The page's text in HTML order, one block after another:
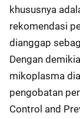
khususnya
rekomendasi
dianggap
Dengan
mikoplasma
pengobatan
Control and